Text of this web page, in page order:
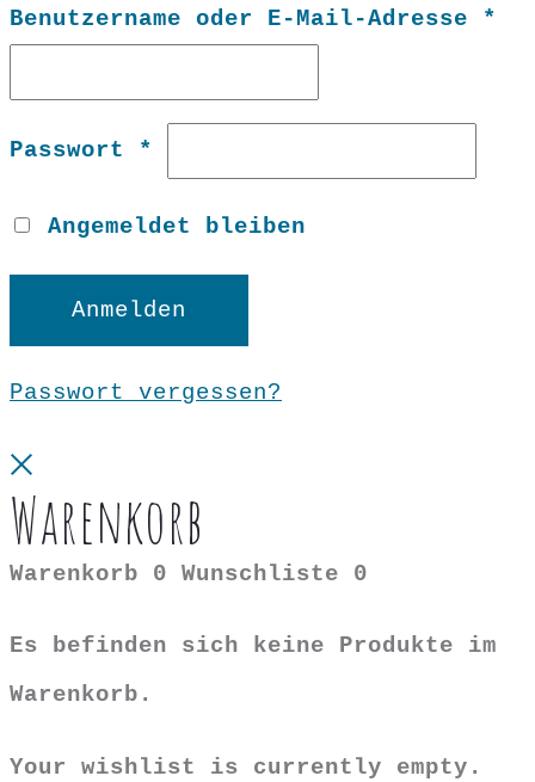
Benutzername oder E-Mail-Adresse *
Passwort *
Angemeldet bleiben
Anmelden
Passwort vergessen?
Warenkorb
Warenkorb 0 Wunschliste 0
Es befinden sich keine Produkte im
Warenkorb.
Your wishlist is currently empty.